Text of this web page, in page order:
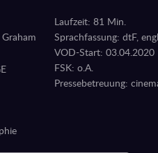
Laufzeit: 81 Min.
Sprachfassung: dtF,
VOD-Start: 03.04.2020
FSK: o.A.
Pressebetreuung: